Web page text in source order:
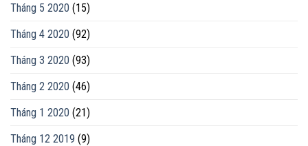
Tháng 5 2020 (15)
Tháng 4 2020 (92)
Tháng 3 2020 (93)
Tháng 2 2020 (46)
Tháng 1 2020 (21)
Tháng 12 2019 (9)